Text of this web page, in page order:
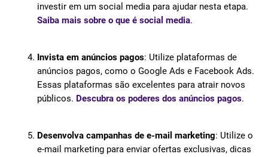
investir em um social media para ajudar nesta etapa.
Saiba mais sobre o que é social media.
Invista em anúncios pagos: Utilize plataformas de
anúncios pagos, como o Google Ads e Facebook Ads.
Essas plataformas são excelentes para atrair novos
públicos. Descubra os poderes dos anúncios pagos.
Desenvolva campanhas de e-mail marketing: Utilize o
e-mail marketing para enviar ofertas exclusivas, dicas